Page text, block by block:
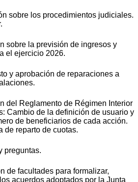
sobre los procedimientos judiciales.
sobre la previsión de ingresos y
el ejercicio 2026.
y aprobación de reparaciones a
del Reglamento de Régimen Interior
Cambio de la definición de usuario y
de beneficiarios de cada acción.
de reparto de cuotas.
preguntas.
de facultades para formalizar,
acuerdos adoptados por la Junta